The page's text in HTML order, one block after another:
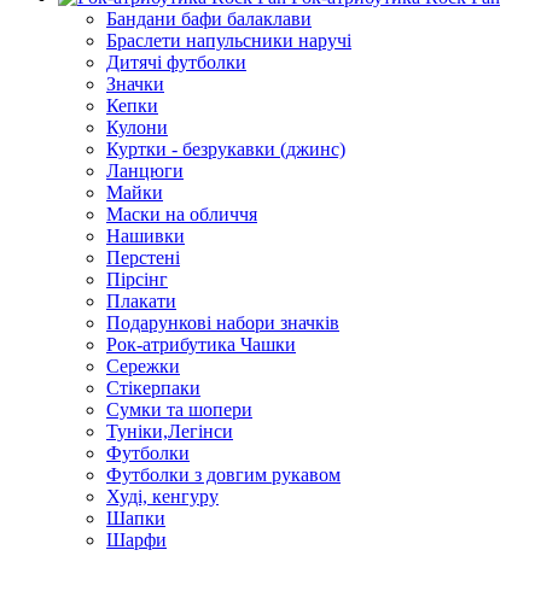
Бандани бафи балаклави
Браслети напульсники наручі
Дитячі футболки
Значки
Кепки
Кулони
Куртки - безрукавки (джинс)
Ланцюги
Майки
Маски на обличчя
Нашивки
Перстені
Пірсінг
Плакати
Подарункові набори значків
Рок-атрибутика Чашки
Сережки
Стікерпаки
Сумки та шопери
Туніки,Легінси
Футболки
Футболки з довгим рукавом
Худі, кенгуру
Шапки
Шарфи